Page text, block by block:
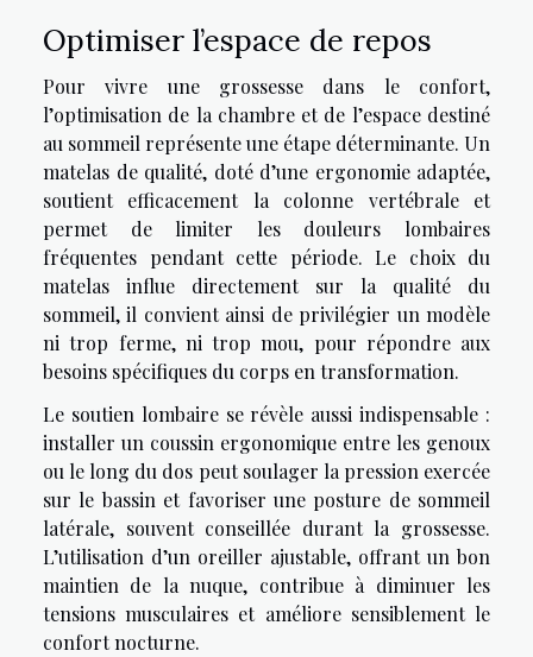
Optimiser l’espace de repos
Pour vivre une grossesse dans le confort,
l’optimisation de la chambre et de l’espace destiné
au sommeil représente une étape déterminante. Un
matelas de qualité, doté d’une ergonomie adaptée,
soutient efficacement la colonne vertébrale et
permet de limiter les douleurs lombaires
fréquentes pendant cette période. Le choix du
matelas influe directement sur la qualité du
sommeil, il convient ainsi de privilégier un modèle
ni trop ferme, ni trop mou, pour répondre aux
besoins spécifiques du corps en transformation.
Le soutien lombaire se révèle aussi indispensable :
installer un coussin ergonomique entre les genoux
ou le long du dos peut soulager la pression exercée
sur le bassin et favoriser une posture de sommeil
latérale, souvent conseillée durant la grossesse.
L’utilisation d’un oreiller ajustable, offrant un bon
maintien de la nuque, contribue à diminuer les
tensions musculaires et améliore sensiblement le
confort nocturne.